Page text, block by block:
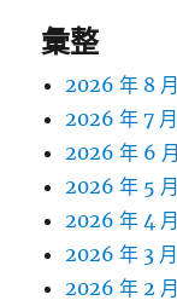
彙整
2026 年 8 月
2026 年 7 月
2026 年 6 月
2026 年 5 月
2026 年 4 月
2026 年 3 月
2026 年 2 月